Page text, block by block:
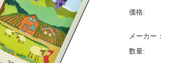
価格:
メーカー：
数量: